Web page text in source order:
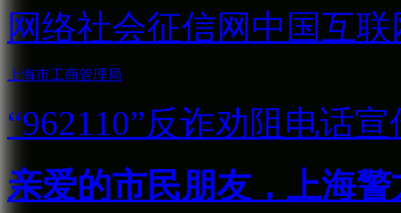
网络社会征信网 中国互
上海市工商管理局
“962110”反诈劝阻电话宣
亲爱的市民朋友，上海